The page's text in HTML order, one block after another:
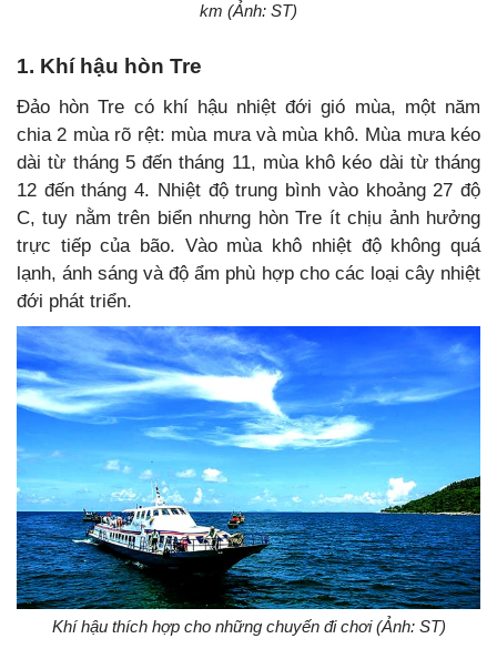
km (Ảnh: ST)
1. Khí hậu hòn Tre
Đảo hòn Tre có khí hậu nhiệt đới gió mùa, một năm
chia 2 mùa rõ rệt: mùa mưa và mùa khô. Mùa mưa kéo
dài từ tháng 5 đến tháng 11, mùa khô kéo dài từ tháng
12 đến tháng 4. Nhiệt độ trung bình vào khoảng 27 độ
C, tuy nằm trên biển nhưng hòn Tre ít chịu ảnh hưởng
trực tiếp của bão. Vào mùa khô nhiệt độ không quá
lạnh, ánh sáng và độ ẩm phù hợp cho các loại cây nhiệt
đới phát triển.
Khí hậu thích hợp cho những chuyến đi chơi (Ảnh: ST)